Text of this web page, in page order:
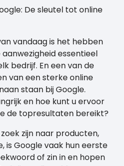
De sleutel tot online
vandaag is het hebben
essentieel
bedrijf. En een van de
van een sterke online
staan bij Google.
en hoe kunt u ervoor
de topresultaten bereikt?
zijn naar producten,
is Google vaak hun eerste
of zin in en hopen